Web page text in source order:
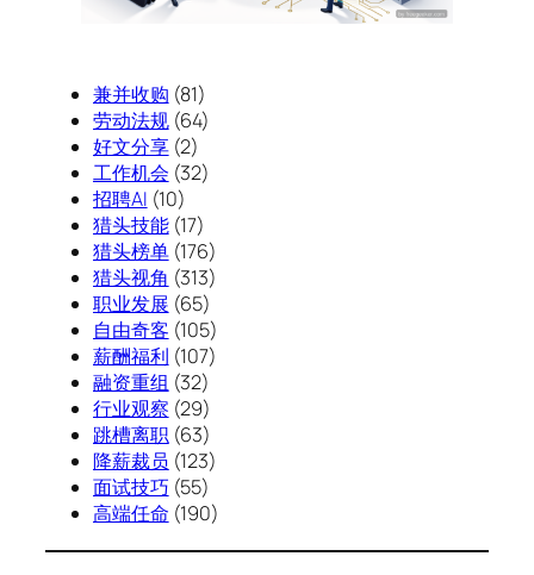
兼并收购 (81)
劳动法规(64)
好文分享(2)
工作机会 (32)
招聘AI (10)
猎头技能(17)
猎头榜单(176)
猎头视角 (313)
职业发展 (65)
自由奇客 (105)
薪酬福利 (107)
融资重组 (32)
行业观察 (29)
跳槽离职(63)
降薪裁员 (123)
面试技巧 (55)
高端任命 (190)